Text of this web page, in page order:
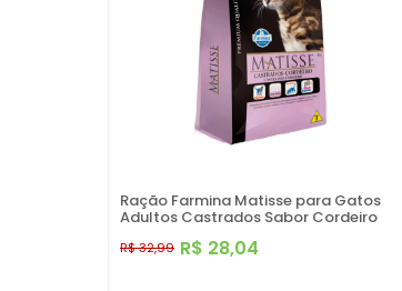
Ração Farmina Matisse para Gatos
Adultos Castrados Sabor Cordeiro
R$ 28,04
R$ 32,99